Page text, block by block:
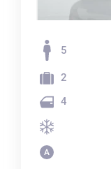
5
2
4